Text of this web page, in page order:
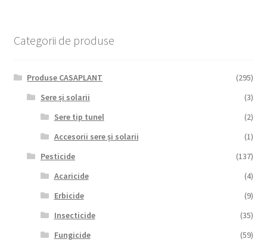
Categorii de produse
Produse CASAPLANT
(295)
Sere și solarii
(3)
Sere tip tunel
(2)
Accesorii sere și solarii
(1)
Pesticide
(137)
Acaricide
(4)
Erbicide
(9)
Insecticide
(35)
Fungicide
(59)